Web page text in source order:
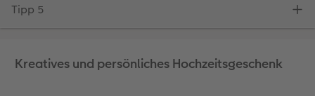
Kreatives und persönliches Hochzeitsgeschenk